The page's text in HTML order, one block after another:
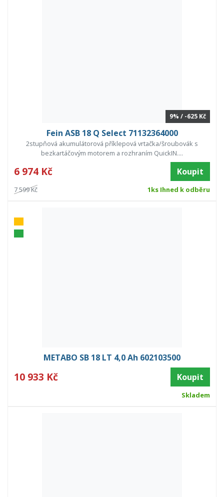
9% / -625 Kč
Fein ASB 18 Q Select 71132364000
2stupňová akumulátorová příklepová vrtačka/šroubovák s
bezkartáčovým motorem a rozhraním QuickIN....
6 974 Kč Koupit
7 599 Kč 1ks Ihned k odběru
METABO SB 18 LT 4,0 Ah 602103500
10 933 Kč Koupit
Skladem